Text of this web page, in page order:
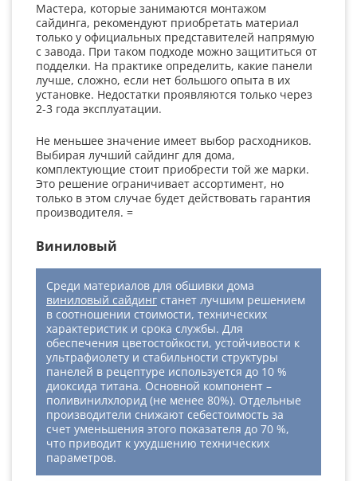
Мастера, которые занимаются монтажом
сайдинга, рекомендуют приобретать материал
только у официальных представителей напрямую
с завода. При таком подходе можно защититься от
подделки. На практике определить, какие панели
лучше, сложно, если нет большого опыта в их
установке. Недостатки проявляются только через
2-3 года эксплуатации.
Не меньшее значение имеет выбор расходников.
Выбирая лучший сайдинг для дома,
комплектующие стоит приобрести той же марки.
Это решение ограничивает ассортимент, но
только в этом случае будет действовать гарантия
производителя. =
Виниловый
Среди материалов для обшивки дома
виниловый сайдинг станет лучшим решением
в соотношении стоимости, технических
характеристик и срока службы. Для
обеспечения цветостойкости, устойчивости к
ультрафиолету и стабильности структуры
панелей в рецептуре используется до 10 %
диоксида титана. Основной компонент –
поливинилхлорид (не менее 80%). Отдельные
производители снижают себестоимость за
счет уменьшения этого показателя до 70 %,
что приводит к ухудшению технических
параметров.